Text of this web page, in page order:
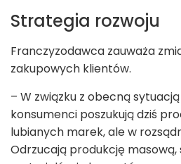
Strategia rozwoju
Franczyzodawca zauważa
zakupowych klientów.
– W związku z obecną
konsumenci poszukują dziś
lubianych marek, ale w
Odrzucają produkcję masową,